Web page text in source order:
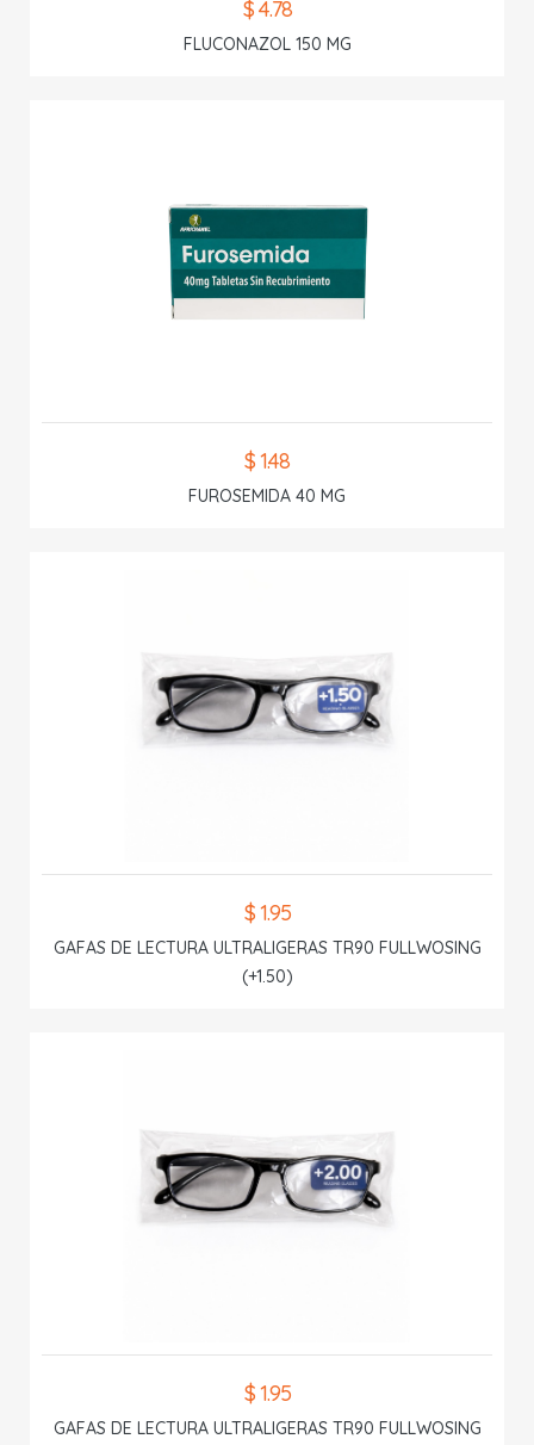
$ 4.78
FLUCONAZOL 150 MG
$ 1.48
FUROSEMIDA 40 MG
$ 1.95
GAFAS DE LECTURA ULTRALIGERAS TR90 FULLWOSING
(+1.50)
$ 1.95
GAFAS DE LECTURA ULTRALIGERAS TR90 FULLWOSING